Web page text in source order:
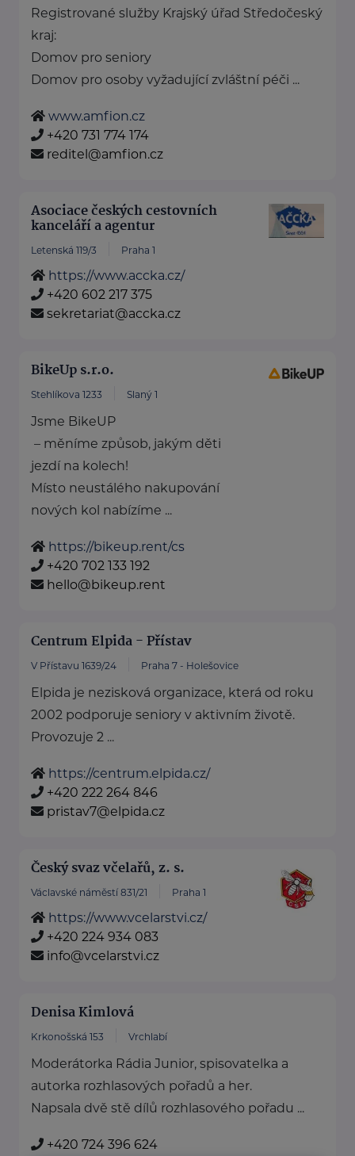
Registrované služby Krajský úřad Středočeský
kraj:
Domov pro seniory
Domov pro osoby vyžadující zvláštní péči ...
www.amfion.cz
+420 731 774 174
reditel@amfion.cz
Asociace českých cestovních
kanceláří a agentur
Letenská 119/3 Praha 1
https://www.accka.cz/
+420 602 217 375
sekretariat@accka.cz
BikeUp s.r.o.
Stehlíkova 1233 Slaný 1
Jsme BikeUP
– měníme způsob, jakým děti
jezdí na kolech!
Místo neustálého nakupování
nových kol nabízíme ...
https://bikeup.rent/cs
+420 702 133 192
hello@bikeup.rent
Centrum Elpida - Přístav
V Přístavu 1639/24 Praha 7 - Holešovice
Elpida je nezisková organizace, která od roku
2002 podporuje seniory v aktivním životě.
Provozuje 2 ...
https://centrum.elpida.cz/
+420 222 264 846
pristav7@elpida.cz
Český svaz včelařů, z. s.
Václavské náměstí 831/21 Praha 1
https://www.vcelarstvi.cz/
+420 224 934 083
info@vcelarstvi.cz
Denisa Kimlová
Krkonošská 153 Vrchlabí
Moderátorka Rádia Junior, spisovatelka a
autorka rozhlasových pořadů a her.
Napsala dvě stě dílů rozhlasového pořadu ...
+420 724 396 624